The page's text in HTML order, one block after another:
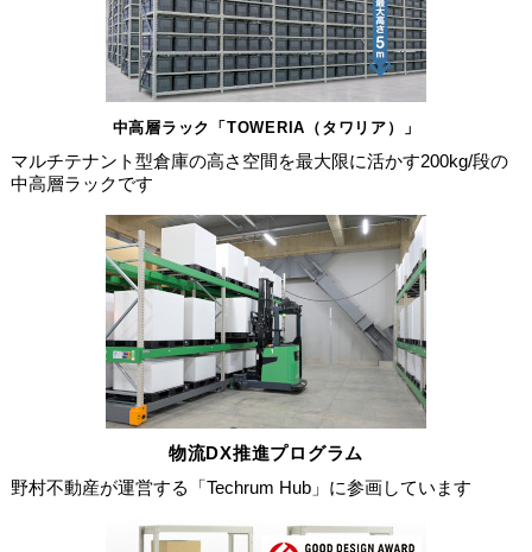
中高層ラック「TOWERIA（タワリア）」
マルチテナント型倉庫の高さ空間を最大限に活かす200kg/段の
中高層ラックです
物流DX推進プログラム
野村不動産が運営する「Techrum Hub」に参画しています